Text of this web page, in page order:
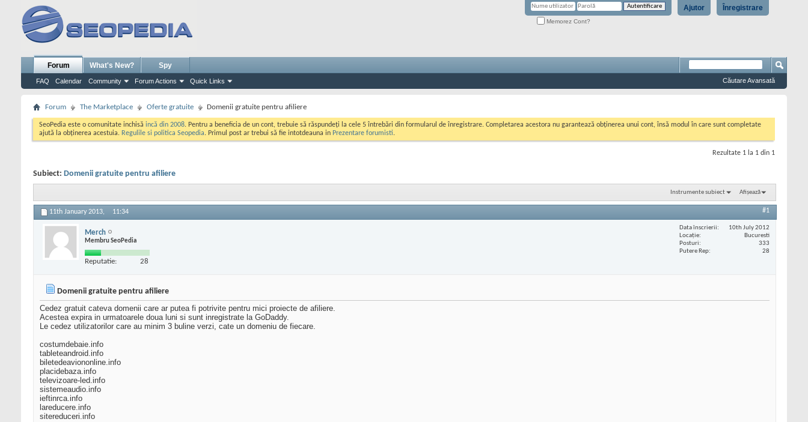
Înregistrare
Ajutor
Memorez Cont?
Forum
FAQ Calendar Community Forum Actions Quick Links
What's New? Spy
Căutare Avansată
Forum The Marketplace Oferte gratuite Domenii gratuite pentru afiliere
SeoPedia este o comunitate inchisă incă din 2008. Pentru a beneficia de un cont, trebuie să răspundeți la cele 5 întrebări din formularul de înregistrare. Completarea acestora nu garantează obținerea unui cont, însă modul în care sunt completate
ajută la obținerea acestuia. Regulile si politica Seopedia. Primul post ar trebui să fie intotdeauna in Prezentare forumisti.
Rezultate 1 la 1 din 1
Subiect: Domenii gratuite pentru afiliere
Instrumente subiect Afișează
11th January 2013, 11:34 #1
Merch
Membru SeoPedia
Reputatie: 28
Data înscrierii
10th July 2012
Locaţie
Bucuresti
Posturi
333
Putere Rep
28
Domenii gratuite pentru afiliere
Cedez gratuit cateva domenii care ar putea fi potrivite pentru mici proiecte de afiliere.
Acestea expira in urmatoarele doua luni si sunt inregistrate la GoDaddy.
Le cedez utilizatorilor care au minim 3 buline verzi, cate un domeniu de fiecare.
costumdebaie.info
tableteandroid.info
biletedeaviononline.info
placidebaza.info
televizoare-led.info
sistemeaudio.info
ieftinrca.info
lareducere.info
sitereduceri.info